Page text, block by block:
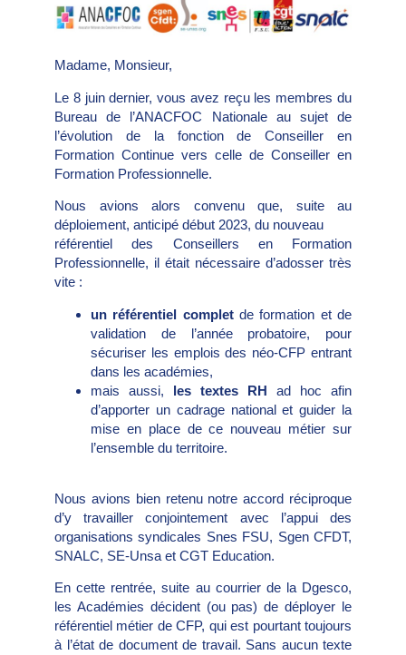
Madame, Monsieur,
Le 8 juin dernier, vous avez reçu les membres du
Bureau de l’ANACFOC Nationale au sujet de
l’évolution de la fonction de Conseiller en
Formation Continue vers celle de Conseiller en
Formation Professionnelle.
Nous avions alors convenu que, suite au
déploiement, anticipé début 2023, du nouveau
référentiel des Conseillers en Formation
Professionnelle, il était nécessaire d’adosser très
vite :
un référentiel completde formation et de
validation de l’année probatoire, pour
sécuriser les emplois des néo-CFP entrant
dans les académies,
mais aussi, les textes RH ad hoc afin
d’apporter un cadrage national et guider la
mise en place de ce nouveau métier sur
l’ensemble du territoire.
Nous avions bien retenu notre accord réciproque
d’y travailler conjointement avec l’appui des
organisations syndicales Snes FSU, Sgen CFDT,
SNALC, SE-Unsa et CGT Education.
En cette rentrée, suite au courrier de la Dgesco,
les Académies décident (ou pas) de déployer le
référentiel métier de CFP, qui est pourtant toujours
à l’état de document de travail. Sans aucun texte